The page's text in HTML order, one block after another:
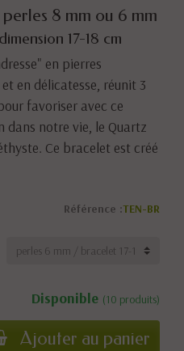
8 mm ou 6 mm
17-18 cm
en pierres
en délicatesse, réunit 3
favoriser avec ce
dans notre vie, le Quartz
Ce bracelet est créé
Référence :TEN-BR
Disponible (10 produits)
Ajouter au panier